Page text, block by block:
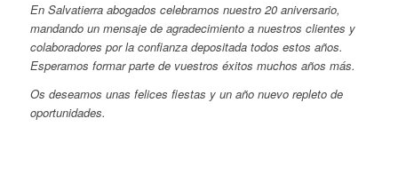
En Salvatierra abogados celebramos nuestro 20 aniversario,
mandando un mensaje de agradecimiento a nuestros clientes y
colaboradores por la confianza depositada todos estos años.
Esperamos formar parte de vuestros éxitos muchos años más.
Os deseamos unas felices fiestas y un año nuevo repleto de
oportunidades.